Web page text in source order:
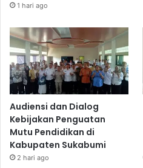
1 hari ago
Audiensi dan Dialog
Kebijakan Penguatan
Mutu Pendidikan di
Kabupaten Sukabumi
2 hari ago